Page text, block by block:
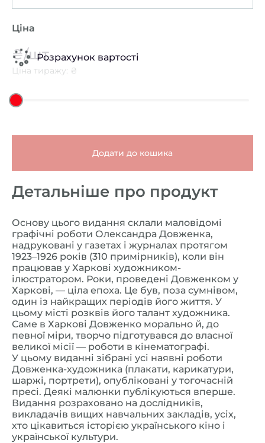
Ціна
Розрахунок вартості
₴/шт
Ціна тиражу: ₴
Додати до кошика
Детальніше про продукт
Основу цього видання склали маловідомі
графічні роботи Олександра Довженка,
надруковані у газетах і журналах протягом
1923–1926 років (310 примірників), коли він
працював у Харкові художником-
ілюстратором. Роки, проведені Довженком у
Харкові, — ціла епоха. Це був, поза сумнівом,
один із найкращих періодів його життя. У
цьому місті розквів його талант художника.
Саме в Харкові Довженко морально й, до
певної міри, творчо підготувався до власної
великої місії — роботи в кінематографі.
У цьому виданні зібрані усі наявні роботи
Довженка-художника (плакати, карикатури,
шаржі, портрети), опубліковані у тогочасній
пресі. Деякі малюнки публікуються вперше.
Видання розраховано на дослідників,
викладачів вищих навчальних закладів, усіх,
хто цікавиться історією українського кіно і
української культури.